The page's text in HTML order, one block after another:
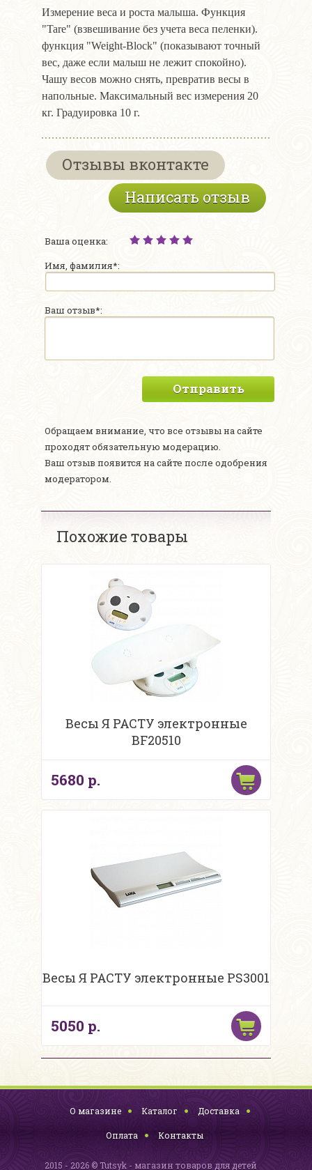
Измерение веса и роста малыша. Функция
"Tare" (взвешивание без учета веса пеленки).
функция "Weight-Block" (показывают точный
вес, даже если малыш не лежит спокойно).
Чашу весов можно снять, превратив весы в
напольные. Максимальный вес измерения 20
кг. Градуировка 10 г.
Отзывы вконтакте
Написать отзыв
Ваша оценка:
Имя, фамилия*:
Ваш отзыв*:
Отправить
Обращаем внимание, что все отзывы на сайте
проходят обязательную модерацию.
Ваш отзыв появится на сайте после одобрения
модератором.
Похожие товары
Весы Я РАСТУ электронные
BF20510
5680 р.
Весы Я РАСТУ электронные PS3001
5050 р.
О магазине Каталог Доставка
Оплата Контакты
2015 - 2026 © Tutsyk - магазин товаров для детей